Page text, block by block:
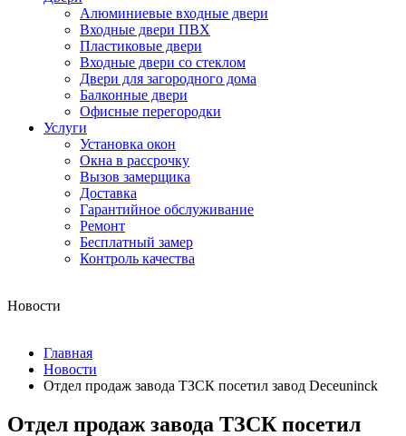
Алюминиевые входные двери
Входные двери ПВХ
Пластиковые двери
Входные двери со стеклом
Двери для загородного дома
Балконные двери
Офисные перегородки
Услуги
Установка окон
Окна в рассрочку
Вызов замерщика
Доставка
Гарантийное обслуживание
Ремонт
Бесплатный замер
Контроль качества
Новости
Главная
Новости
Отдел продаж завода ТЗСК посетил завод Deceuninck
Отдел продаж завода ТЗСК посетил